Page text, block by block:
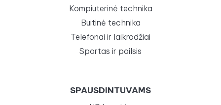
Kompiuterinė technika
Buitinė technika
Telefonai ir laikrodžiai
Sportas ir poilsis
SPAUSDINTUVAMS